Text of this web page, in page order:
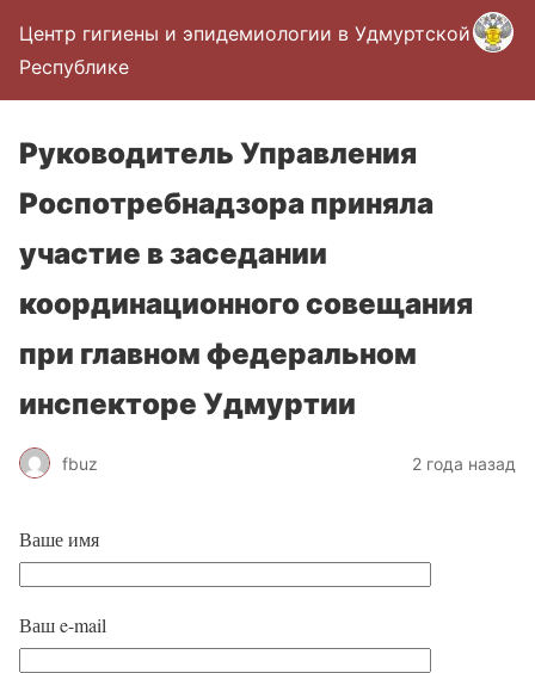
Центр гигиены и эпидемиологии в Удмуртской
Республике
Руководитель Управления
Роспотребнадзора приняла
участие в заседании
координационного совещания
при главном федеральном
инспекторе Удмуртии
fbuz 2 года назад
Ваше имя
Ваш e-mail